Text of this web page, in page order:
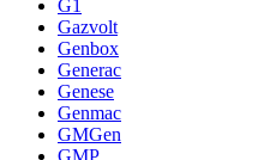
G1
Gazvolt
Genbox
Generac
Genese
Genmac
GMGen
GMP